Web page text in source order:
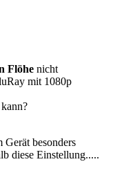
Flöhe nicht
mit 1080p
besonders
diese Einstellung.....